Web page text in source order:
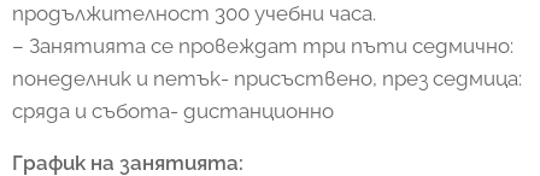
продължителност 300 учебни часа.
– Занятията се провеждат три пъти седмично:
понеделник и петък- присъствено, през седмица:
сряда и събота- дистанционно
График на занятията: